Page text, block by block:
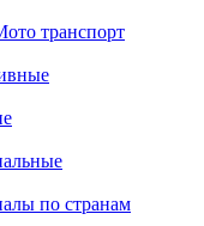
транспорт
по странам